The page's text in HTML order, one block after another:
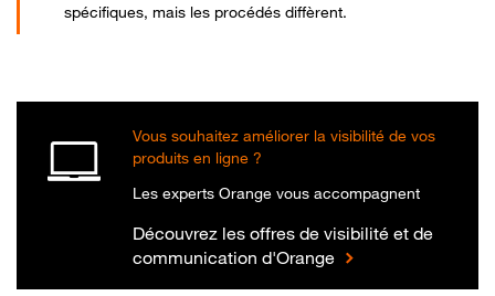
spécifiques, mais les procédés diffèrent.
Vous souhaitez améliorer la visibilité de vos
produits en ligne ?
Les experts Orange vous accompagnent
Découvrez les offres de visibilité et de
communication d'Orange